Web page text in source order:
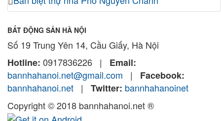
BẤT ĐỘNG SẢN HÀ NỘI
Số 19 Trung Yên 14, Cầu Giấy, Hà Nội
Hotline: 0917836226 |
Email:
bannhahanoi.net@gmail.com
|
Facebook:
bannhahanoi.net
| Twitter: bannhahanoinet
Copyright © 2018 bannhahanoi.net ®